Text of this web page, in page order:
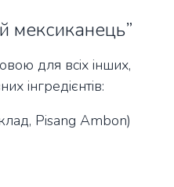
мексиканець”
для всіх інших,
інгредієнтів:
Pisang Ambon)